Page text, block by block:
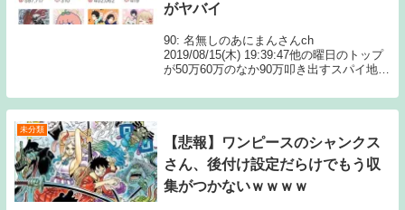
がヤバイ
90: 名無しのあにまんさんch
2019/08/15(木) 19:39:47他の曜日のトップ
が50万60万のなか90万叩き出すスパイ地獄
を読むSource: あにまんchスパイファミリ
ー(SPY×FA...
未分類
【悲報】ワンピースのシャンクス
さん、後付け設定だらけでもう収
集がつかないｗｗｗｗ